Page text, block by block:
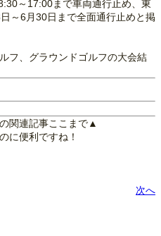
～17:00まで車両通行止め、東
～6月30日まで全面通行止めと掲
フ、グラウンドゴルフの大会結
関連記事ここまで▲
に便利ですね！
次へ